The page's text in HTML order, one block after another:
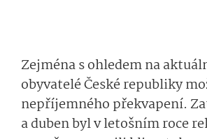
Zejména s ohledem na
obyvatelé České republiky
nepříjemného překvapení.
a duben byl v letošním roce